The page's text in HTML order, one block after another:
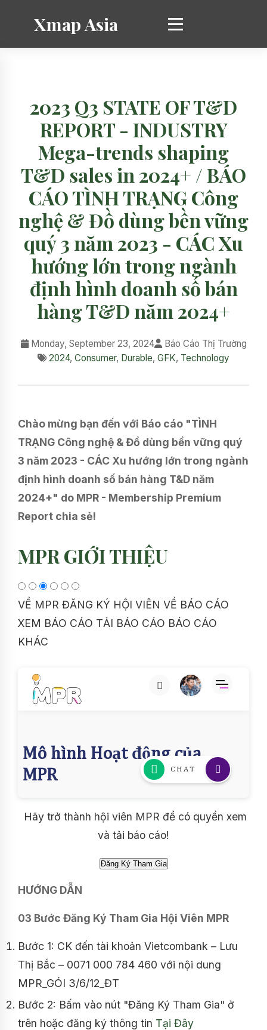
Xmap Asia
2023 Q3 STATE OF T&D
REPORT - INDUSTRY
Mega-trends shaping
T&D sales in 2024+ / BÁO
CÁO TÌNH TRẠNG Công
nghệ & Đồ dùng bền vững
quý 3 năm 2023 - CÁC Xu
hướng lớn trong ngành
định hình doanh số bán
hàng T&D năm 2024+
Monday, September 23, 2024
Báo Cáo Thị Trường
2024, Consumer, Durable, GFK, Technology
Chào mừng bạn đến với Báo cáo "TÌNH
TRẠNG Công nghệ & Đồ dùng bền vững quý
3 năm 2023 - CÁC Xu hướng lớn trong ngành
định hình doanh số bán hàng T&D năm
2024+" do MPR - Membership Premium
Report chia sẻ!
MPR GIỚI THIỆU
VỀ MPR ĐĂNG KÝ HỘI VIÊN VỀ BÁO CÁO
XEM BÁO CÁO TẢI BÁO CÁO BÁO CÁO
KHÁC
Hãy trở thành hội viên MPR để có quyền xem
và tải báo cáo!
HƯỚNG DẪN
03 Bước Đăng Ký Tham Gia Hội Viên MPR
Bước 1: CK đến tài khoản Vietcombank – Lưu
Thị Bắc – 0071 000 784 460 với nội dung
MPR_GÓI 3/6/12_ĐT
Bước 2: Bấm vào nút "Đăng Ký Tham Gia" ở
trên hoặc đăng ký thông tin Tại Đây